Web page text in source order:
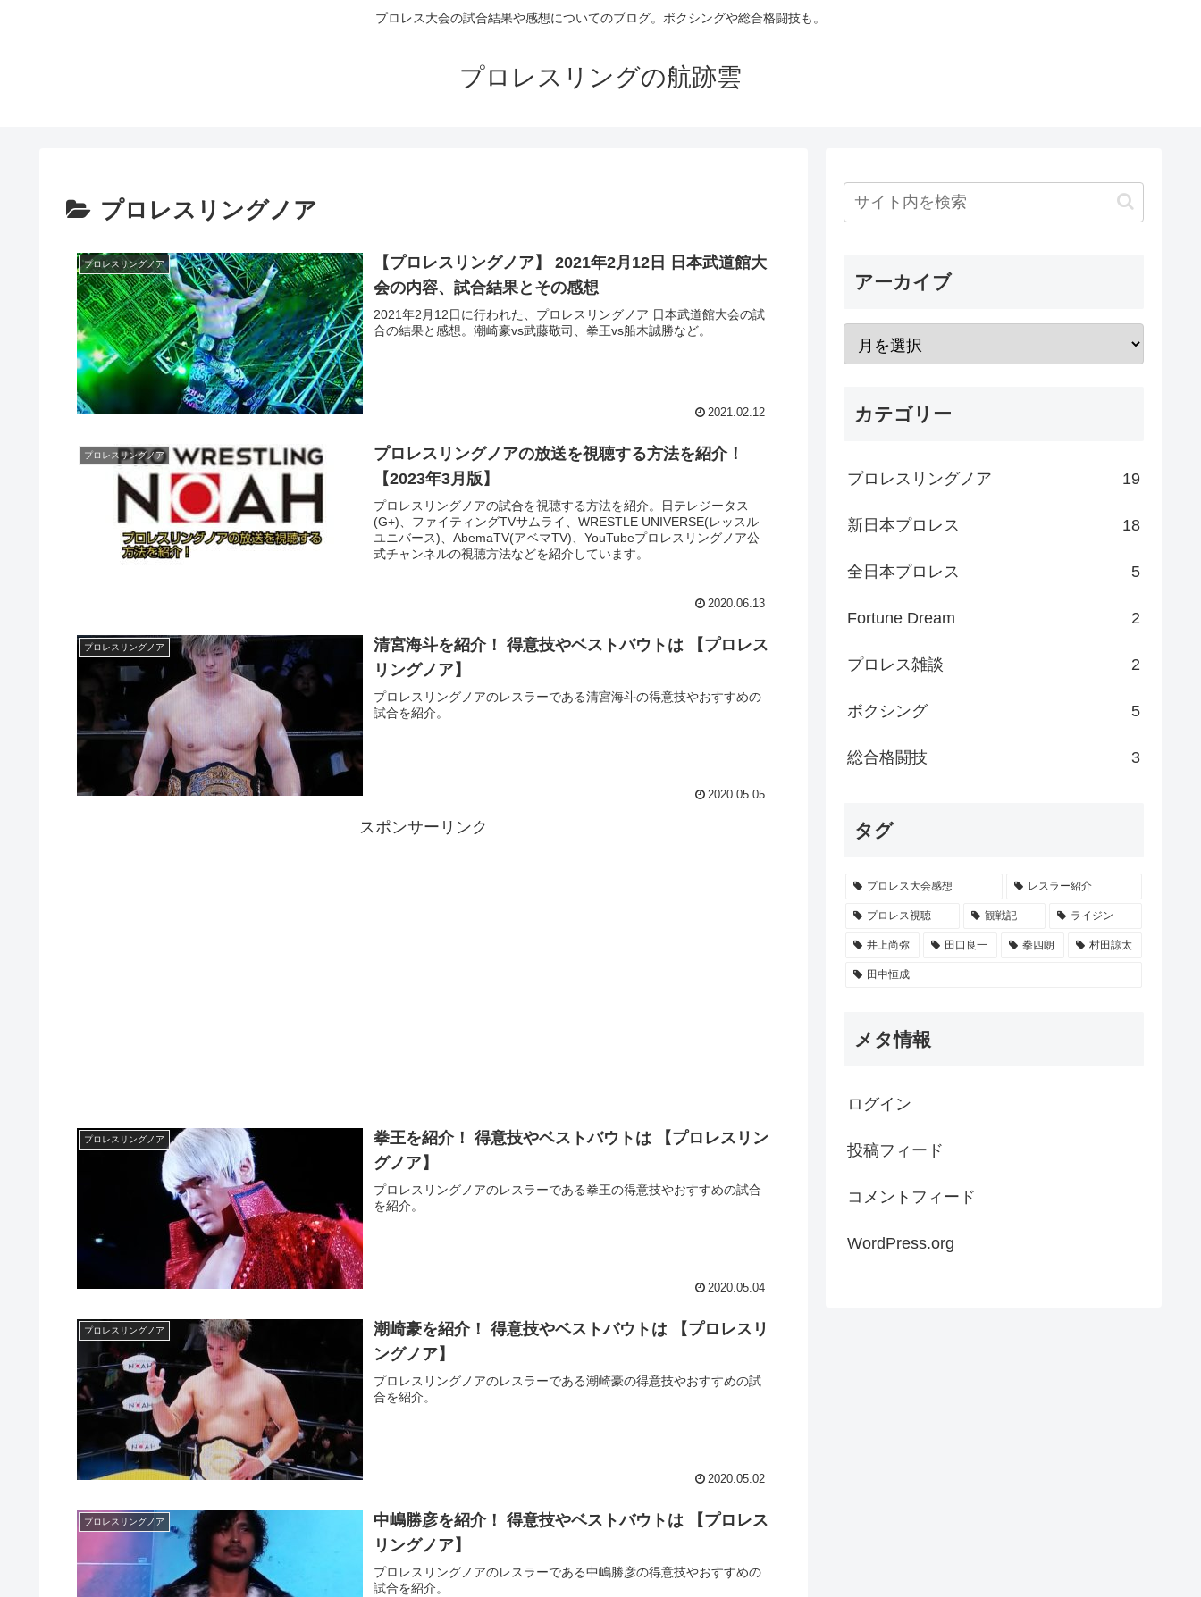
プロレス大会の試合結果や感想についてのブログ。ボクシングや総合格闘技も。
プロレスリングの航跡雲
プロレスリングノア
プロレスリングノア
【プロレスリングノア】 2021年2月12日 日本武道館大
会の内容、試合結果とその感想
2021年2月12日に行われた、プロレスリングノア 日本武道館大会の試
合の結果と感想。潮崎豪vs武藤敬司、拳王vs船木誠勝など。
2021.02.12
プロレスリングノア
プロレスリングノアの放送を視聴する方法を紹介！
【2023年3月版】
プロレスリングノアの試合を視聴する方法を紹介。日テレジータス
(G+)、ファイティングTVサムライ、WRESTLE UNIVERSE(レッスル
ユニバース)、AbemaTV(アベマTV)、YouTubeプロレスリングノア公
式チャンネルの視聴方法などを紹介しています。
2020.06.13
プロレスリングノア
清宮海斗を紹介！ 得意技やベストバウトは 【プロレス
リングノア】
プロレスリングノアのレスラーである清宮海斗の得意技やおすすめの
試合を紹介。
2020.05.05
スポンサーリンク
プロレスリングノア
拳王を紹介！ 得意技やベストバウトは 【プロレスリン
グノア】
プロレスリングノアのレスラーである拳王の得意技やおすすめの試合
を紹介。
2020.05.04
プロレスリングノア
潮崎豪を紹介！ 得意技やベストバウトは 【プロレスリ
ングノア】
プロレスリングノアのレスラーである潮崎豪の得意技やおすすめの試
合を紹介。
2020.05.02
プロレスリングノア
中嶋勝彦を紹介！ 得意技やベストバウトは 【プロレス
リングノア】
プロレスリングノアのレスラーである中嶋勝彦の得意技やおすすめの
試合を紹介。
アーカイブ
カテゴリー
プロレスリングノア 19
新日本プロレス 18
全日本プロレス 5
Fortune Dream 2
プロレス雑談 2
ボクシング 5
総合格闘技 3
タグ
プロレス大会感想 レスラー紹介
プロレス視聴 観戦記 ライジン
井上尚弥 田口良一 拳四朗 村田諒太
田中恒成
メタ情報
ログイン
投稿フィード
コメントフィード
WordPress.org